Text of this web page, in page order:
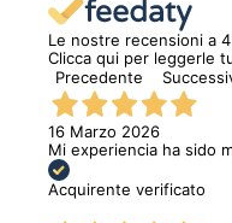
Le nostre recensioni a
Clicca qui per leggerle
Precedente
16 Marzo 2026
Mi experiencia ha sido
Acquirente verificato